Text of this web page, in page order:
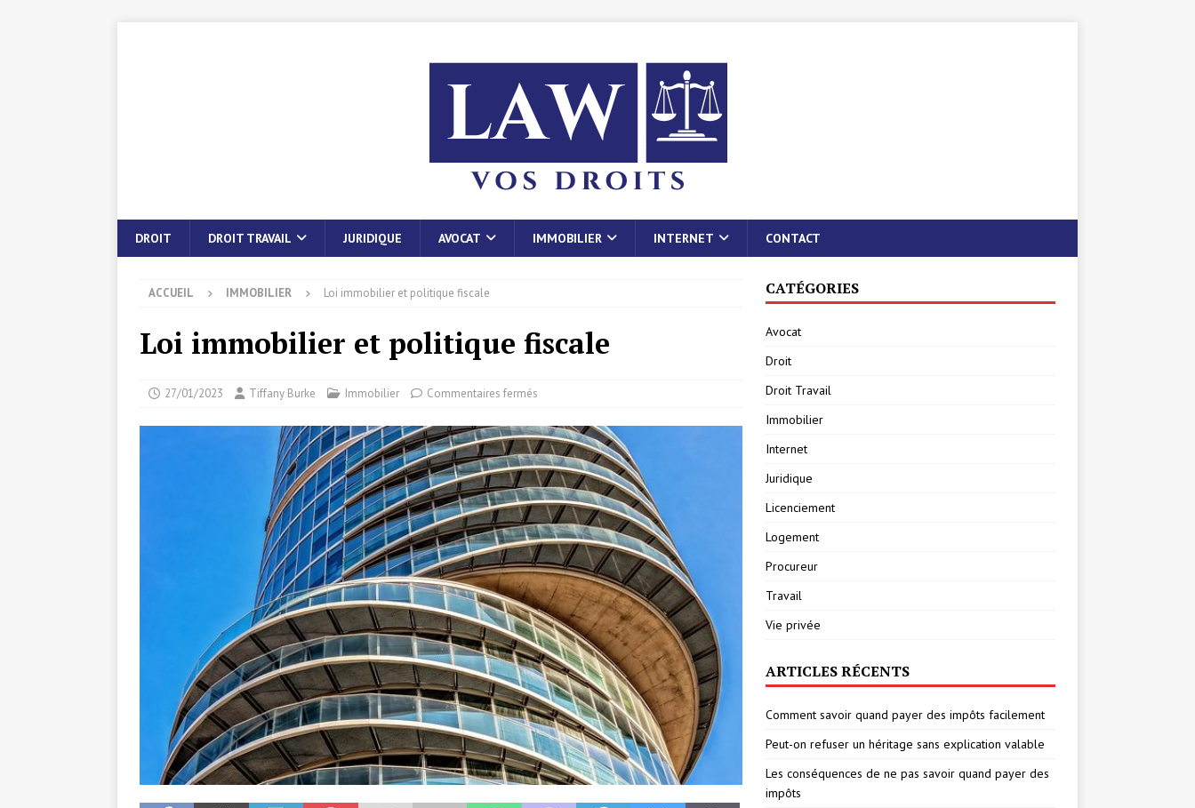
DROIT DROIT TRAVAIL JURIDIQUE AVOCAT IMMOBILIER INTERNET CONTACT
ACCUEIL IMMOBILIER Loi immobilier et politique fiscale
Loi immobilier et politique fiscale
27/01/2023 Tiffany Burke Immobilier Commentaires fermés
CATÉGORIES
Avocat
Droit
Droit Travail
Immobilier
Internet
Juridique
Licenciement
Logement
Procureur
Travail
Vie privée
ARTICLES RÉCENTS
Comment savoir quand payer des impôts facilement
Peut-on refuser un héritage sans explication valable
Les conséquences de ne pas savoir quand payer des
impôts